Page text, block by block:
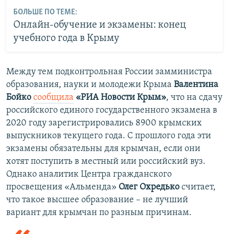
БОЛЬШЕ ПО ТЕМЕ:
Онлайн-обучение и экзамены: конец
учебного года в Крыму
Между тем подконтрольная России замминистра
образования, науки и молодежи Крыма Валентина
Бойко сообщила «РИА Новости Крым», что на сдачу
российского единого государственного экзамена в
2020 году зарегистрировались 8900 крымских
выпускников текущего года. С прошлого года эти
экзамены обязательны для крымчан, если они
хотят поступить в местный или российский вуз.
Однако аналитик Центра гражданского
просвещения «Альменда» Олег Охредько считает,
что такое высшее образование – не лучший
вариант для крымчан по разным причинам.